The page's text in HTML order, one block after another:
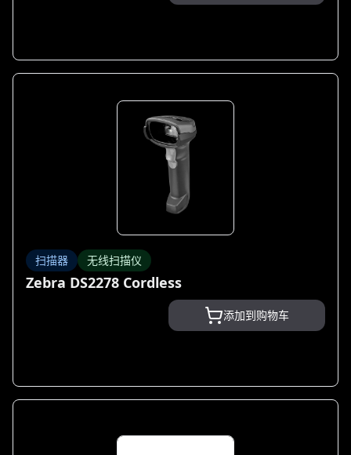
扫描器 无线扫描仪
Zebra DS2278 Cordless
添加到购物车